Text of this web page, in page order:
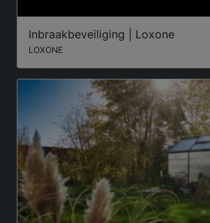
Inbraakbeveiliging | Loxone
LOXONE